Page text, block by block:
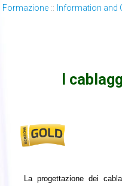
Formazione :: Information and
I
La progettazione dei